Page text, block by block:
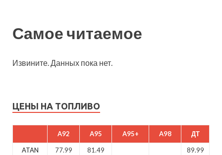
Самое читаемое
Извините. Данных пока нет.
ЦЕНЫ НА ТОПЛИВО
A92 A95 A95+ A98 ДТ
ATAN 77.99 81.49
89.99